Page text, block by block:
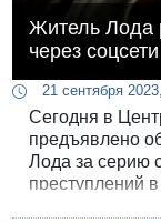
Житель Лода
через соцсети
21 сентября
Сегодня в
предъявлено
Лода за серию
преступлений